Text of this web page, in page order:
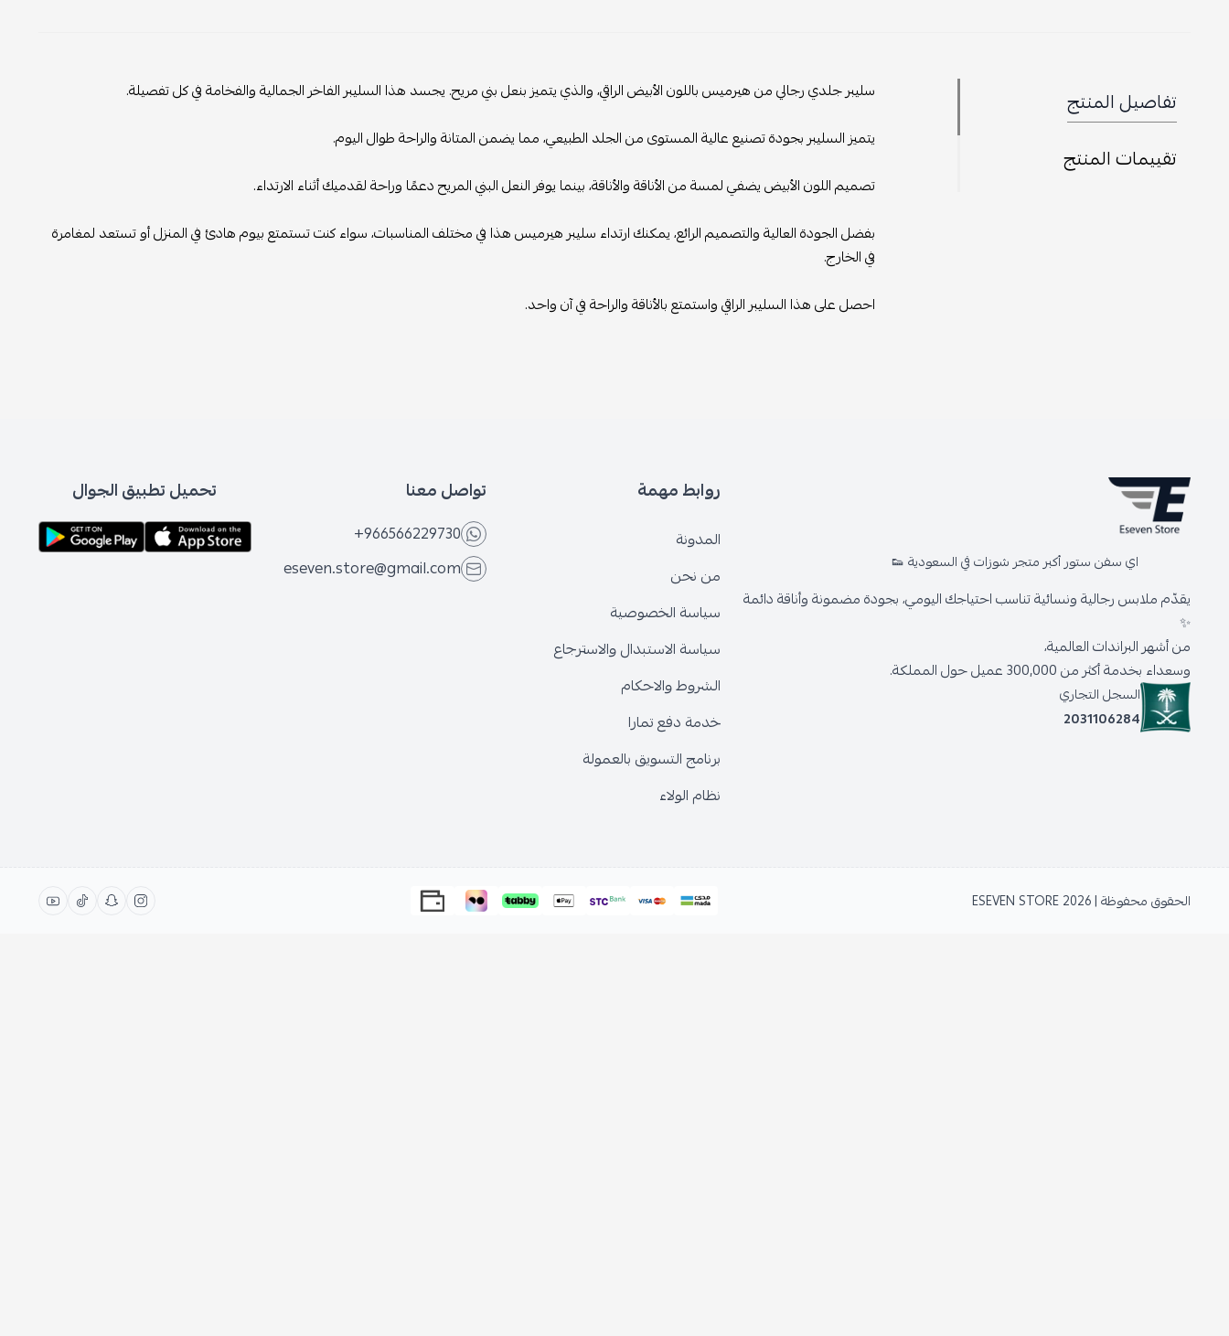
تفاصيل المنتج
تقييمات المنتج
سليبر جلدي رجالي من هيرميس باللون الأبيض الراقي، والذي يتميز بنعل بني مريح. يجسد هذا السليبر الفاخر الجمالية والفخامة في كل تفصيلة.
يتميز السليبر بجودة تصنيع عالية المستوى من الجلد الطبيعي، مما يضمن المتانة والراحة طوال اليوم.
تصميم اللون الأبيض يضفي لمسة من الأناقة والأناقة، بينما يوفر النعل البني المريح دعمًا وراحة لقدميك أثناء الارتداء.
بفضل الجودة العالية والتصميم الرائع، يمكنك ارتداء سليبر هيرميس هذا في مختلف المناسبات، سواء كنت تستمتع بيوم هادئ في المنزل أو تستعد لمغامرة
في الخارج.
احصل على هذا السليبر الراقي واستمتع بالأناقة والراحة في آن واحد.
اي سفن ستور أكبر متجر شوزات في السعودية 👟
يقدّم ملابس رجالية ونسائية تناسب احتياجك اليومي، بجودة مضمونة وأناقة دائمة
✨
من أشهر البراندات العالمية،
وسعداء بخدمة أكثر من 300,000 عميل حول المملكة.
السجل التجاري
2031106284
روابط مهمة
المدونة
من نحن
سياسة الخصوصية
سياسة الاستبدال والاسترجاع
الشروط والاحكام
خدمة دفع تمارا
برنامج التسويق بالعمولة
نظام الولاء
تواصل معنا
+966566229730
eseven.store@gmail.com
تحميل تطبيق الجوال
الحقوق محفوظة | 2026 ESEVEN STORE